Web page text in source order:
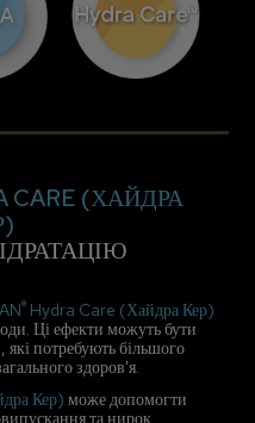
CARE (ХАЙДРА
® Hydra Care (Хайдра Кер)
Ці ефекти можуть бути
які потребують більшого
здоров'я.
Кер) може допомогти
та нирок.